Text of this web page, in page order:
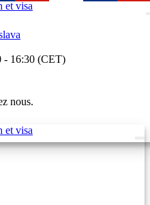
- 16:30 (CET)
nous.